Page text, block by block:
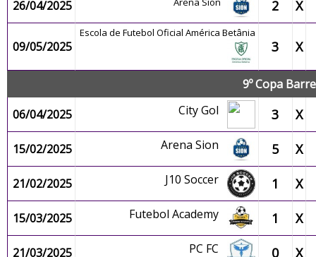
26/04/2025 2 X
09/05/2025
Escola de Futebol Oficial América Betânia
3 X
9º Copa
06/04/2025
City Gol 3 X
15/02/2025 Arena Sion 5 X
21/02/2025 J10 Soccer 1 X
15/03/2025 Futebol Academy 1 X
21/03/2025 PC FC 0 X